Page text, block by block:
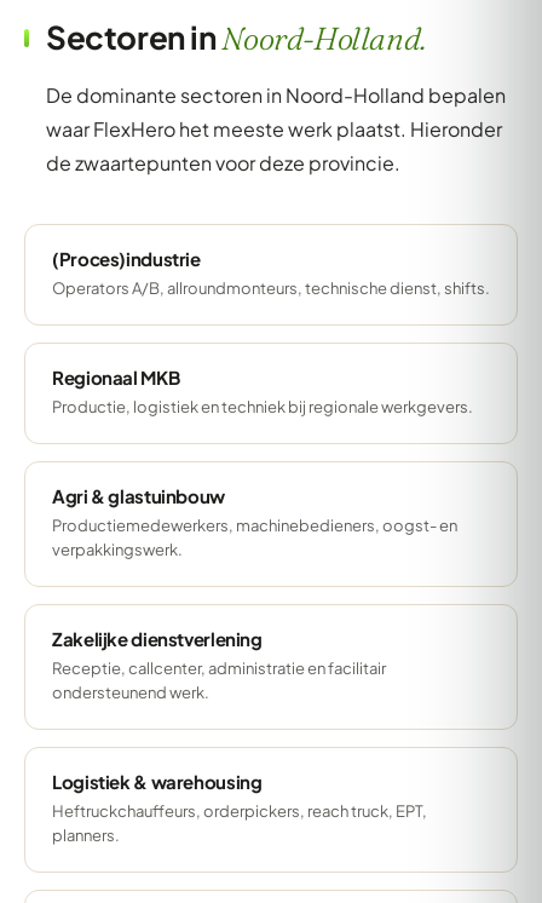
Sectoren inNoord-Holland.
De dominante sectoren in Noord-Holland bepalen
waar FlexHero het meeste werk plaatst. Hieronder
de zwaartepunten voor deze provincie.
(Proces)industrie
Operators A/B, allroundmonteurs, technische dienst, shifts.
Regionaal MKB
Productie, logistiek en techniek bij regionale werkgevers.
Agri & glastuinbouw
Productiemedewerkers, machinebedieners, oogst- en
verpakkingswerk.
Zakelijke dienstverlening
Receptie, callcenter, administratie en facilitair
ondersteunend werk.
Logistiek & warehousing
Heftruckchauffeurs, orderpickers, reach truck, EPT,
planners.